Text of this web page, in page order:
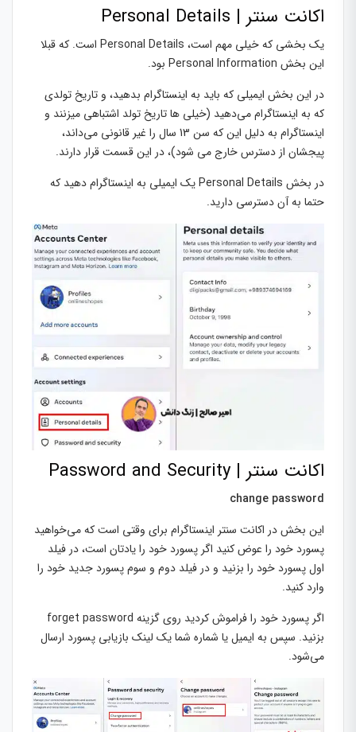
اکانت سنتر | Personal Details
یک بخشی که خیلی مهم است، Personal Details است. که قبلا
این بخش Personal Information بود.
در این بخش ایمیلی که باید به اینستاگرام بدهید، و تاریخ تولدی
که به اینستاگرام می‌دهید (خیلی ها تاریخ تولد اشتباهی میزنند و
اینستاگرام به دلیل این که سن 13 سال را غیر قانونی می‌داند،
پیجشان از دسترس خارج می شود)، در این قسمت قرار دارند.
در بخش Personal Details یک ایمیلی به اینستاگرام دهید که
حتما به آن دسترسی دارید.
اکانت سنتر | Password and Security
change password
این بخش در اکانت سنتر اینستاگرام برای وقتی است که می‌خواهید
پسورد خود را عوض کنید اگر پسورد خود را یادتان است، در فیلد
اول پسورد خود را بزنید و در فیلد دوم و سوم پسورد جدید خود را
وارد کنید.
اگر پسورد خود را فراموش کردید روی گزینه forget password
بزنید. سپس به ایمیل یا شماره شما یک لینک بازیابی پسورد ارسال
می‌شود.